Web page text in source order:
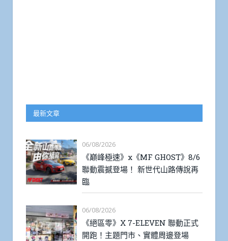
最新文章
06/08/2026
《巔峰極速》x《MF GHOST》8/6
聯動震撼登場！ 新世代山路傳說再
臨
06/08/2026
《絕區零》X 7-ELEVEN 聯動正式
開跑！主題門市、實體周邊登場